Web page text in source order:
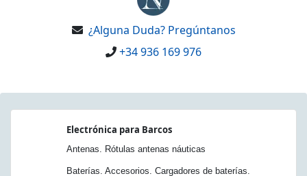
¿Alguna Duda? Pregúntanos
+34 936 169 976
Electrónica para Barcos
Antenas. Rótulas antenas náuticas
Baterías. Accesorios. Cargadores de baterías.